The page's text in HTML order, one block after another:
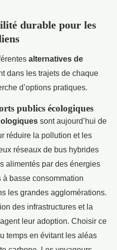
durable pour les
alternatives de
dans les trajets de chaque
d’options pratiques.
publics écologiques
sont aujourd’hui de
réduire la pollution et les
réseaux de bus hybrides
alimentés par des énergies
basse consommation
les grandes agglomérations.
des infrastructures et la
leur adoption. Choisir ce
temps en évitant les aléas